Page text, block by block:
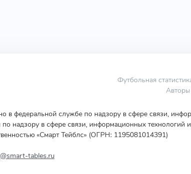
Футбольная
Авторы
в федеральной службе по надзору в сфере связи,
надзору в сфере связи, информационных
«Смарт Тейблс» (ОГРН: 1195081014391)
tables.ru